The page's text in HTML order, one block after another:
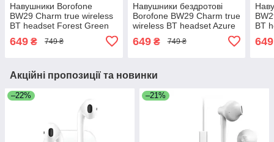
Навушники Borofone
BW29 Charm true wireless
BT headset Forest Green
649 ₴ 749 ₴
Навушники бездротові
Borofone BW29 Charm true
wireless BT headset Azure
649₴ 749 ₴
BT
649
Акційні пропозиції та новинки
–22% –21%